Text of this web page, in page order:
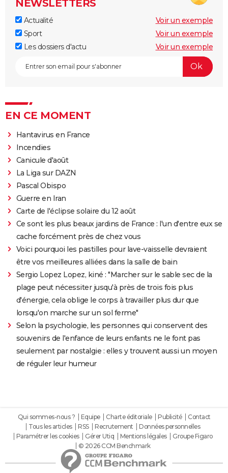
NEWSLETTERS
Actualité
Voir un exemple
Sport
Voir un exemple
Les dossiers d'actu
Voir un exemple
EN CE MOMENT
Hantavirus en France
Incendies
Canicule d'août
La Liga sur DAZN
Pascal Obispo
Guerre en Iran
Carte de l'éclipse solaire du 12 août
Ce sont les plus beaux jardins de France : l'un d'entre eux se
cache forcément près de chez vous
Voici pourquoi les pastilles pour lave-vaisselle devraient
être vos meilleures alliées dans la salle de bain
Sergio Lopez Lopez, kiné : "Marcher sur le sable sec de la
plage peut nécessiter jusqu'à près de trois fois plus
d'énergie, cela oblige le corps à travailler plus dur que
lorsqu'on marche sur un sol ferme"
Selon la psychologie, les personnes qui conservent des
souvenirs de l'enfance de leurs enfants ne le font pas
seulement par nostalgie : elles y trouvent aussi un moyen
de réguler leur humeur
Qui sommes-nous ? Equipe Charte éditoriale Publicité
Contact
Tous les articles
RSS Recrutement
Données personnelles
Paramétrer les cookies
Gérer Utiq Mentions légales
Groupe Figaro
© 2026 CCM Benchmark